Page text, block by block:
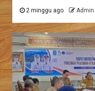
2 minggu ago Admin